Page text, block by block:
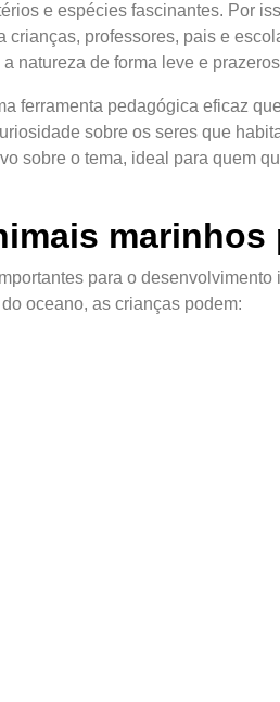
e espécies fascinantes. Por
crianças, professores, pais e
natureza de forma leve e
ferramenta pedagógica eficaz
sobre os seres que
sobre o tema, ideal para quem
marinhos
para o
oceano, as crianças podem: